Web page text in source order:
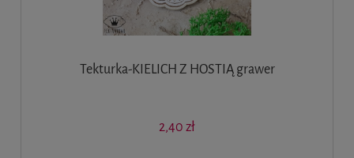
Tekturka-KIELICH Z HOSTIĄ grawer
2,40 zł